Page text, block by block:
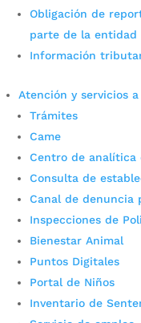
Obligación de
parte de la entidad
Información
Atención y servicios
Trámites
Came
Centro de analítica
Consulta de
Canal de denuncia
Inspecciones de
Bienestar Animal
Puntos Digitales
Portal de Niños
Inventario de
individuo
de
La
Metropolitana de
compromiso en la
Fotografía:
Choque
Bucaramanga